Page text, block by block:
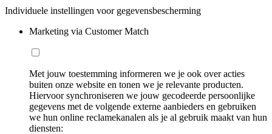
Individuele instellingen voor gegevensbescherming
Marketing via Customer Match
Met jouw toestemming informeren we je ook over acties
buiten onze website en tonen we je relevante producten.
Hiervoor synchroniseren we jouw gecodeerde persoonlijke
gegevens met de volgende externe aanbieders en gebruiken
we hun online reclamekanalen als je al gebruik maakt van hun
diensten: